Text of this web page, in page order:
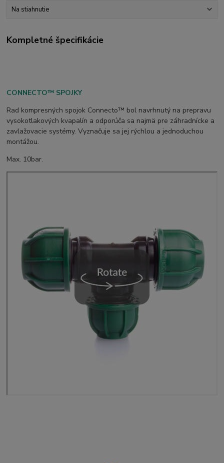
Na stiahnutie
Kompletné špecifikácie
CONNECTO™ SPOJKY
Rad kompresných spojok Connecto™ bol navrhnutý na prepravu
vysokotlakových kvapalín a odporúča sa najmä pre záhradnícke a
zavlažovacie systémy. Vyznačuje sa jej rýchlou a jednoduchou
montážou.
Max. 10bar.